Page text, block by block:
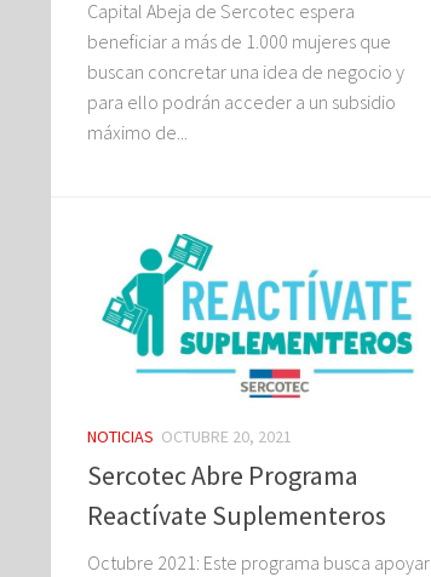
Capital Abeja de Sercotec espera
beneficiar a más de 1.000 mujeres que
buscan concretar una idea de negocio y
para ello podrán acceder a un subsidio
máximo de...
NOTICIAS OCTUBRE 20, 2021
Sercotec Abre Programa
Reactívate Suplementeros
Octubre 2021: Este programa busca apoyar